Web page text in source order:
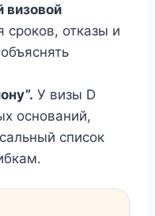
сроков, отказы и
У визы D
оснований,
список